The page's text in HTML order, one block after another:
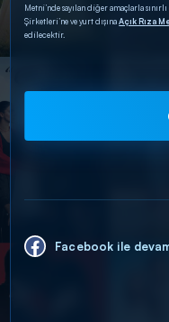
Metni’nde sayılan diğer amaçlarla
Şirketleri’ne ve yurt dışınaAçık Rıza
edilecektir.
Facebook ile